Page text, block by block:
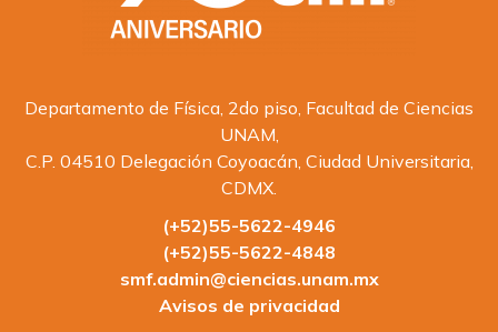
Departamento de Física, 2do piso, Facultad de Ciencias
UNAM,
C.P. 04510 Delegación Coyoacán, Ciudad Universitaria,
CDMX.
(+52)55-5622-4946
(+52)55-5622-4848
smf.admin@ciencias.unam.mx
Avisos de privacidad